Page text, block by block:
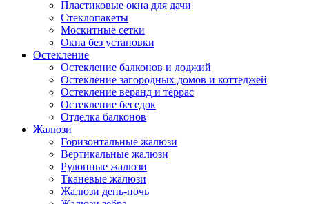
Пластиковые окна для дачи
Стеклопакеты
Москитные сетки
Окна без установки
Остекление
Остекление балконов и лоджий
Остекление загородных домов и коттеджей
Остекление веранд и террас
Остекление беседок
Отделка балконов
Жалюзи
Горизонтальные жалюзи
Вертикальные жалюзи
Рулонные жалюзи
Тканевые жалюзи
Жалюзи день-ночь